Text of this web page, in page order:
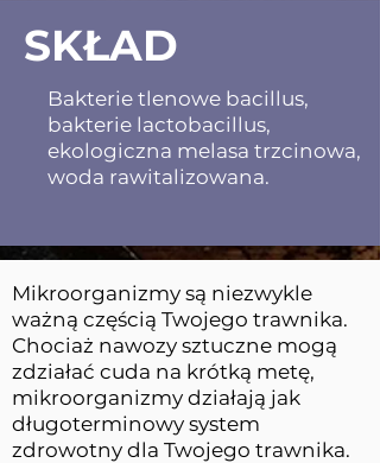
SKŁAD
Bakterie tlenowe bacillus,
bakterie lactobacillus,
ekologiczna melasa trzcinowa,
woda rawitalizowana.
Mikroorganizmy są niezwykle
ważną częścią Twojego trawnika.
Chociaż nawozy sztuczne mogą
zdziałać cuda na krótką metę,
mikroorganizmy działają jak
długoterminowy system
zdrowotny dla Twojego trawnika.